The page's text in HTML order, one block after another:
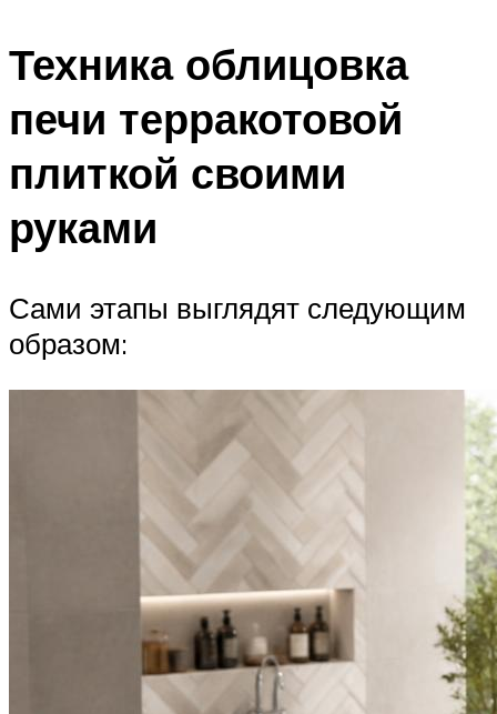
Техника облицовка
печи терракотовой
плиткой своими
руками
Сами этапы выглядят следующим
образом: